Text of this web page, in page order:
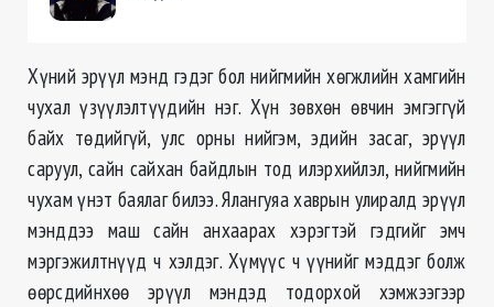
Хүний эрүүл мэнд гэдэг бол нийгмийн хөгжлийн хамгийн
чухал үзүүлэлтүүдийн нэг. Хүн зөвхөн өвчин эмгэггүй
байх төдийгүй, улс орны нийгэм, эдийн засаг, эрүүл
саруул, сайн сайхан байдлын тод илэрхийлэл, нийгмийн
чухам үнэт баялаг билээ. Ялангуяа хаврын улиралд эрүүл
мэнддээ маш сайн анхаарах хэрэгтэй гэдгийг эмч
мэргэжилтнүүд ч хэлдэг. Хүмүүс ч үүнийг мэддэг болж
өөрсдийнхөө эрүүл мэндэд тодорхой хэмжээгээр